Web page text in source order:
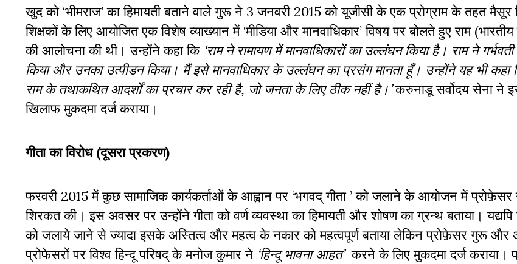
खुद को ‘भीमराज’ का हिमायती बताने वाले गुरू ने 3 जनवरी 2015 को यूजीसी के एक प्रोग्राम के तहत मैसूर
शिक्षकों के लिए आयोजित एक विशेष व्याख्यान में ‘मीडिया और मानवाधिकार’ विषय पर बोलते हुए राम
की आलोचना की थी। उन्होंने कहा कि ‘राम ने रामायण में मानवाधिकारों का उल्लंघन किया है। राम ने
किया और उनका उत्पीडन किया। मैं इसे मानवाधिकार के उल्लंघन का प्रसंग मानता हूँ। उन्होंने यह भी कहा
राम के तथाकथित आदर्शों का प्रचार कर रही है, जो जनता के लिए ठीक नहीं है।’ करुनाडू सर्वोदय सेना ने
खिलाफ मुकदमा दर्ज कराया।
गीता का विरोध (दूसरा प्रकरण)
फरवरी 2015 में कुछ सामाजिक कार्यकर्ताओं के आह्वान पर ‘भगवद् गीता ’ को जलाने के आयोजन में
शिरकत की। इस अवसर पर उन्होंने गीता को वर्ण व्यवस्था का हिमायती और शोषण का ग्रन्थ बताया।
को जलाये जाने से ज्यादा इसके अस्तित्व और महत्व के नकार को महत्वपूर्ण बताया लेकिन प्रोफ़ेसर गुरू और
प्रोफेसरों पर विश्व हिन्दू परिषद् के मनोज कुमार ने ‘हिन्दू भावना आहत’करने के लिए मुकदमा दर्ज कराया।